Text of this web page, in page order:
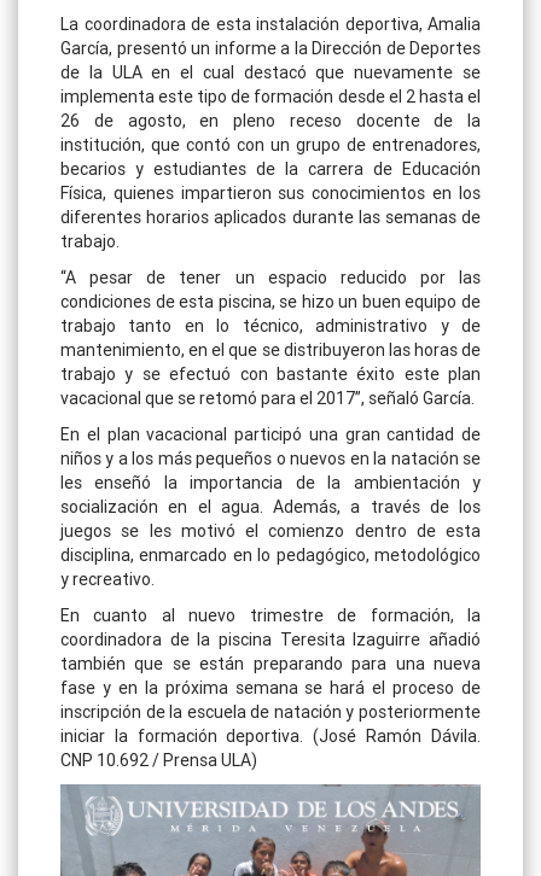
La coordinadora de esta instalación deportiva, Amalia
García, presentó un informe a la Dirección de Deportes
de la ULA en el cual destacó que nuevamente se
implementa este tipo de formación desde el 2 hasta el
26 de agosto, en pleno receso docente de la
institución, que contó con un grupo de entrenadores,
becarios y estudiantes de la carrera de Educación
Física, quienes impartieron sus conocimientos en los
diferentes horarios aplicados durante las semanas de
trabajo.
“A pesar de tener un espacio reducido por las
condiciones de esta piscina, se hizo un buen equipo de
trabajo tanto en lo técnico, administrativo y de
mantenimiento, en el que se distribuyeron las horas de
trabajo y se efectuó con bastante éxito este plan
vacacional que se retomó para el 2017”, señaló García.
En el plan vacacional participó una gran cantidad de
niños y a los más pequeños o nuevos en la natación se
les enseñó la importancia de la ambientación y
socialización en el agua. Además, a través de los
juegos se les motivó el comienzo dentro de esta
disciplina, enmarcado en lo pedagógico, metodológico
y recreativo.
En cuanto al nuevo trimestre de formación, la
coordinadora de la piscina Teresita Izaguirre añadió
también que se están preparando para una nueva
fase y en la próxima semana se hará el proceso de
inscripción de la escuela de natación y posteriormente
iniciar la formación deportiva. (José Ramón Dávila.
CNP 10.692 / Prensa ULA)